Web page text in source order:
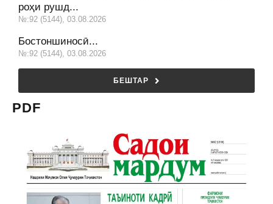
роҳи рушд...
№:92 (5144), 03.08.2026
Бостоншиносӣ...
№:92 (5144), 03.08.2026
БЕШТАР
PDF